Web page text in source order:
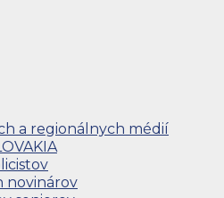
a regionálnych médií
novinárov